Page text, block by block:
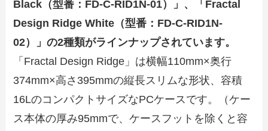
Black（型番：FD-C-RID1N-01）」、「Fractal
Design Ridge White（型番：FD-C-RID1N-
02）」の2種類がラインナップされています。
「Fractal Design Ridge」は横幅110mm×奥行
374mm×高さ395mmの縦長スリムな形状、容積
16LのコンパクトサイズなPCケースです。（ケー
ス本体の厚み95mmで、ケースフットを除くと容